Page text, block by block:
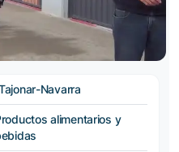
Navarra
alimentarios y